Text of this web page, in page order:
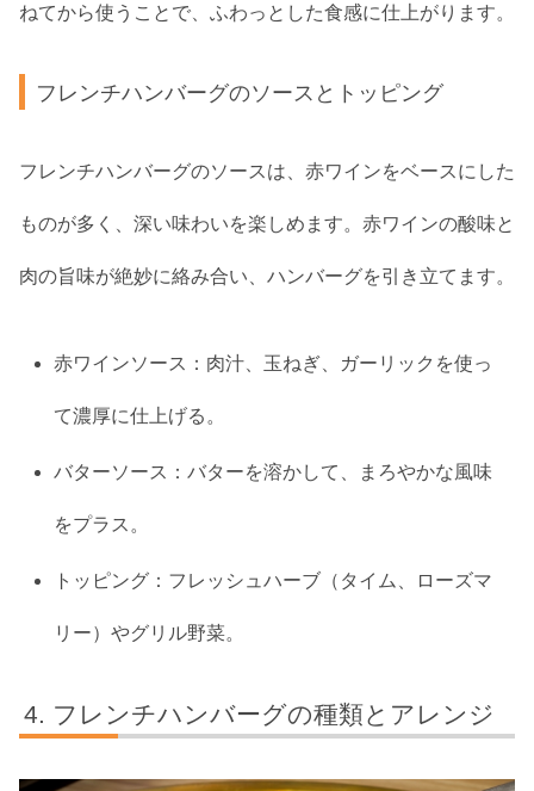
ねてから使うことで、ふわっとした食感に仕上がります。
フレンチハンバーグのソースとトッピング
フレンチハンバーグのソースは、赤ワインをベースにした
ものが多く、深い味わいを楽しめます。赤ワインの酸味と
肉の旨味が絶妙に絡み合い、ハンバーグを引き立てます。
赤ワインソース：肉汁、玉ねぎ、ガーリックを使っ
て濃厚に仕上げる。
バターソース：バターを溶かして、まろやかな風味
をプラス。
トッピング：フレッシュハーブ（タイム、ローズマ
リー）やグリル野菜。
フレンチハンバーグの種類とアレンジ